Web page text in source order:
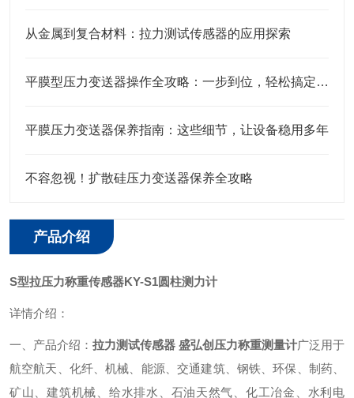
从金属到复合材料：拉力测试传感器的应用探索
平膜型压力变送器操作全攻略：一步到位，轻松搞定实操细节
平膜压力变送器保养指南：这些细节，让设备稳用多年
不容忽视！扩散硅压力变送器保养全攻略
产品介绍
S型拉压力称重传感器KY-S1圆柱测力计
详情介绍：
一、产品介绍： 拉力测试传感器 盛弘创压力称重测量计广泛用于
航空航天、化纤、机械、能源、交通建筑、钢铁、环保、制药、
矿山、建筑机械、给水排水、石油天然气、化工冶金、水利电